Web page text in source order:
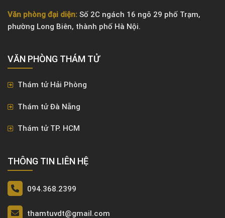
Văn phòng đại diện: Số 2C ngách 16 ngõ 29 phố Trạm,
phường Long Biên, thành phố Hà Nội.
VĂN PHÒNG ​THÁM TỬ
Thám tử Hải Phòng
Thám tử Đà Nẵng
Thám tử TP. HCM
THÔNG TIN LIÊN HỆ
094.368.2399
thamtuvdt@gmail.com